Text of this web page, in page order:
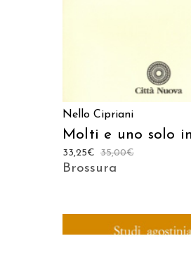
Nello Cipriani
Molti e uno solo
35,00€
33,25€
Brossura